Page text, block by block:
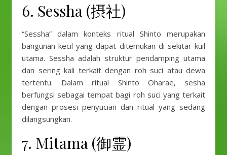
6. Sessha (摂社)
“Sessha” dalam konteks ritual Shinto merupakan
bangunan kecil yang dapat ditemukan di sekitar kuil
utama. Sessha adalah struktur pendamping utama
dan sering kali terkait dengan roh suci atau dewa
tertentu. Dalam ritual Shinto Oharae, sesha
berfungsi sebagai tempat bagi roh suci yang terkait
dengan prosesi penyucian dan ritual yang sedang
dilangsungkan.
7. Mitama (御霊)